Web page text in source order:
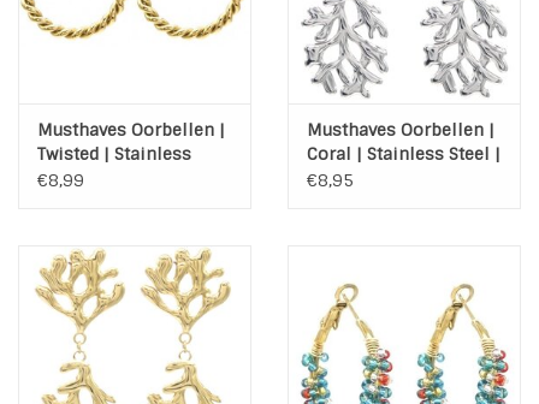
Musthaves Oorbellen |
Twisted | Stainless
Steel | Gold Plated
€8,99
Musthaves Oorbellen |
Coral | Stainless Steel |
Silver
€8,95